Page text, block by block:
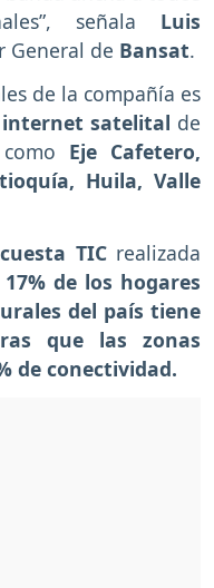
señala Luis
General de Bansat.
de la compañía es
internet satelital de
Eje Cafetero,
Huila, Valle
TICrealizada
17% de los hogares
del país tiene
que las zonas
de conectividad.